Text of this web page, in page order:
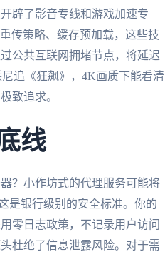
辟了影音专线和游戏加速专
传策略、缓存预加载，这些技
公共互联网拥堵节点，将延迟
追《狂飙》，4K画质下能看清
致追求。
线
？小作坊式的代理服务可能将
是银行级别的安全标准。你的
零日志政策，不记录用户访问
杜绝了信息泄露风险。对于需